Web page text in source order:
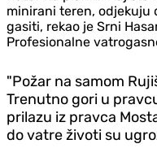
minirani teren, odjekuju
gasiti, rekao je Srni
Profesionalne
"Požar na samom
Trenutno gori u
prilazu iz pravca
do vatre životi su